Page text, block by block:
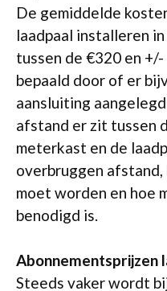
De gemiddelde
laadpaal installeren
tussen de €320 en
bepaald door of er
aansluiting
afstand er zit tussen
meterkast en de
overbruggen
moet worden en hoe
benodigd is.
Abonnementsprijzen
Steeds vaker wordt